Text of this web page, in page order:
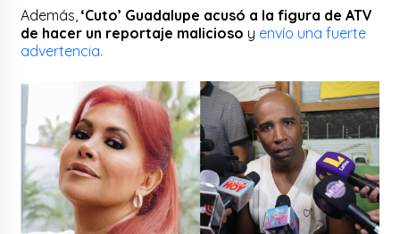
Además,‘Cuto’ Guadalupe acusó a la figura de ATV
de hacer un reportaje malicioso y envío una fuerte
advertencia.